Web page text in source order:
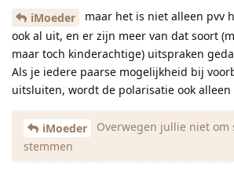
iMoeder
maar het is niet alleen pvv
ook al uit, en er zijn meer van dat soort
maar toch kinderachtige) uitspraken
Als je iedere paarse mogelijkheid bij
uitsluiten, wordt de polarisatie ook alleen
iMoeder
Overwegen jullie niet om
stemmen